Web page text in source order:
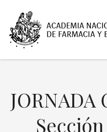
JORNADA